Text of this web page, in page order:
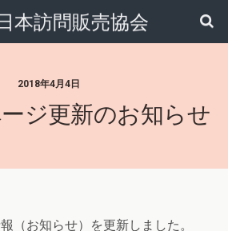
本訪問販売協会
2018年4月4日
ジ更新のお知らせ
（お知らせ）を更新しました。